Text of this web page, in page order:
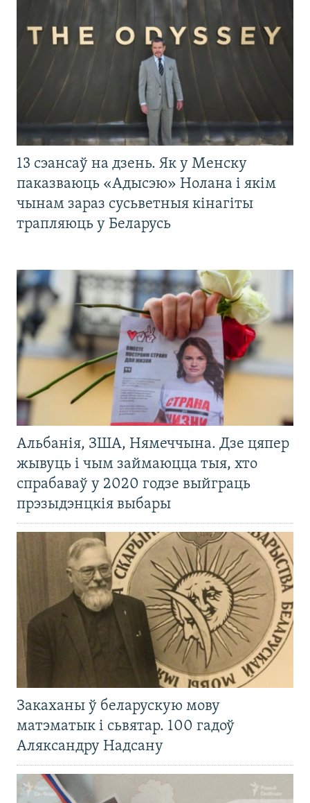
13 сэансаў на дзень. Як у Менску
паказваюць «Адысэю» Нолана і якім
чынам зараз сусьветныя кінагіты
трапляюць у Беларусь
Альбанія, ЗША, Нямеччына. Дзе цяпер
жывуць і чым займаюцца тыя, хто
спрабаваў у 2020 годзе выйграць
прэзыдэнцкія выбары
Закаханы ў беларускую мову
матэматык і сьвятар. 100 гадоў
Аляксандру Надсану